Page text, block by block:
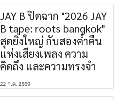
JAY B ปิดฉาก "2026 JAY
B tape: roots bangkok"
สุดยิ่งใหญ่ กับสองค่ำคืน
แห่งเสียงเพลง ความ
คิดถึง และความทรงจำ
22 ก.ค. 2569